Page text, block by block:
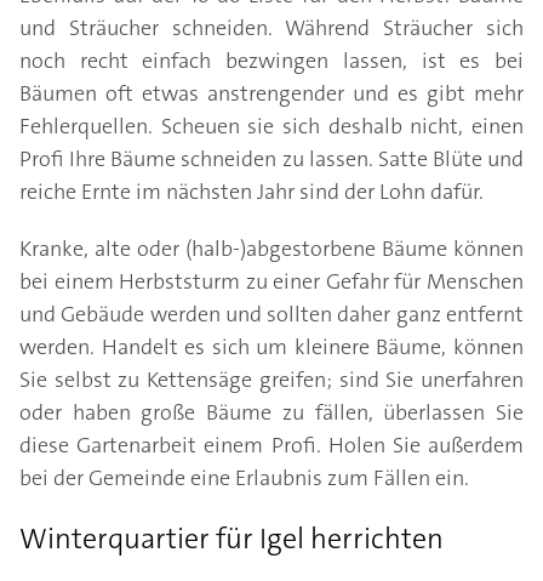
und Sträucher schneiden. Während Sträucher sich
noch recht einfach bezwingen lassen, ist es bei
Bäumen oft etwas anstrengender und es gibt mehr
Fehlerquellen. Scheuen sie sich deshalb nicht, einen
Profi Ihre Bäume schneiden zu lassen. Satte Blüte und
reiche Ernte im nächsten Jahr sind der Lohn dafür.
Kranke, alte oder (halb-)abgestorbene Bäume können
bei einem Herbststurm zu einer Gefahr für Menschen
und Gebäude werden und sollten daher ganz entfernt
werden. Handelt es sich um kleinere Bäume, können
Sie selbst zu Kettensäge greifen; sind Sie unerfahren
oder haben große Bäume zu fällen, überlassen Sie
diese Gartenarbeit einem Profi. Holen Sie außerdem
bei der Gemeinde eine Erlaubnis zum Fällen ein.
Winterquartier für Igel herrichten